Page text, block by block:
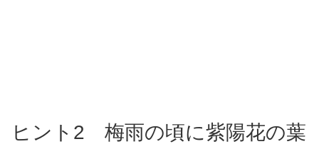
ヒント2 梅雨の頃に紫陽花の葉